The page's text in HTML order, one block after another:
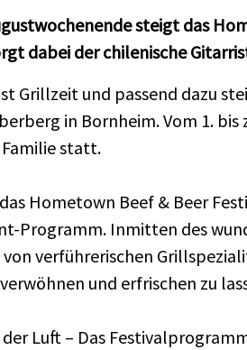
steigt das
dabei der chilenische
Grillzeit und passend dazu
in Bornheim. Vom 1.
statt.
Hometown Beef & Beer
Programm. Inmitten des
von verführerischen
und erfrischen zu
Luft – Das